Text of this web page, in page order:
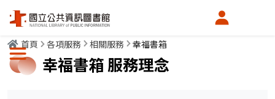
會員中心
選單按鈕
首頁 各項服務 相關服務 幸福書箱
幸福書箱 服務理念